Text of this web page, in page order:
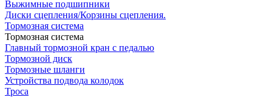
Выжимные подшипники
Диски сцепления/Корзины сцепления.
Тормозная система
Тормозная система
Главный тормозной кран с педалью
Тормозной диск
Тормозные шланги
Устройства подвода колодок
Троса